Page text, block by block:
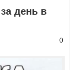
день в
0